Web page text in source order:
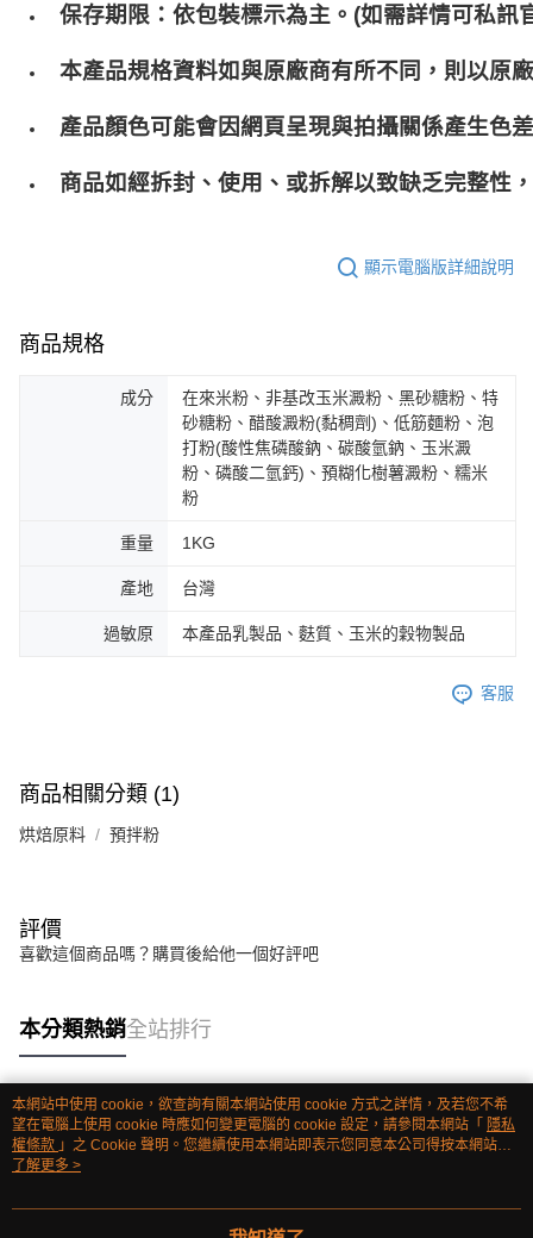
保存期限：依包裝標示為主。(如需詳情可私訊
本產品規格資料如與原廠商有所不同，則以原
產品顏色可能會因網頁呈現與拍攝關係產生色
商品如經拆封、使用、或拆解以致缺乏完整性
顯示電腦版詳細說明
商品規格
成分
在來米粉、非基改玉米澱粉、黑砂糖粉、特
砂糖粉、醋酸澱粉(黏稠劑)、低筋麵粉、泡
打粉(酸性焦磷酸鈉、碳酸氫鈉、玉米澱
粉、磷酸二氫鈣)、預糊化樹薯澱粉、糯米
粉
重量 1KG
產地 台灣
過敏原 本產品乳製品、麩質、玉米的穀物製品
客服
商品相關分類 (1)
烘焙原料 預拌粉
評價
喜歡這個商品嗎？購買後給他一個好評吧
本分類熱銷全站排行
熱門標籤
本網站中使用 cookie，欲查詢有關本網站使用 cookie 方式之詳情，及若您不希
望在電腦上使用 cookie 時應如何變更電腦的 cookie 設定，請參閱本網站「 隱私
權條款 」之 Cookie 聲明。您繼續使用本網站即表示您同意本公司得按本網站使
用條款之 Cookie 聲明使用 cookie。
了解更多 >